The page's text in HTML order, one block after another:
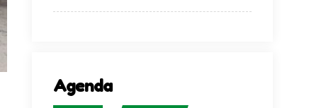
Agenda